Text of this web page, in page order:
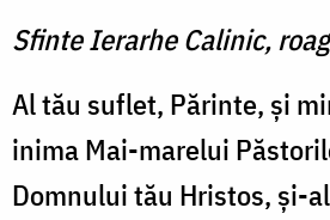
Sfinte Ierarhe Calinic,
Al tău suflet, Părinte, și
inima Mai-marelui
Domnului tău Hristos, și-